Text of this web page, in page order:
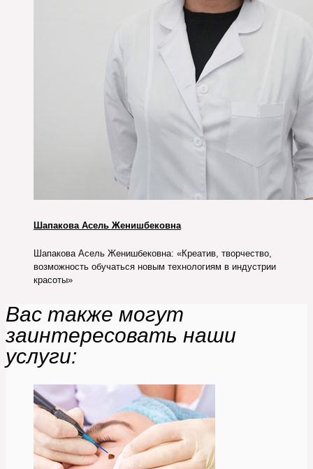
Шапакова Асель Женишбековна
Шапакова Асель Женишбековна: «Креатив, творчество,
возможность обучаться новым технологиям в индустрии
красоты»
Вас также могут
заинтересовать наши
услуги: